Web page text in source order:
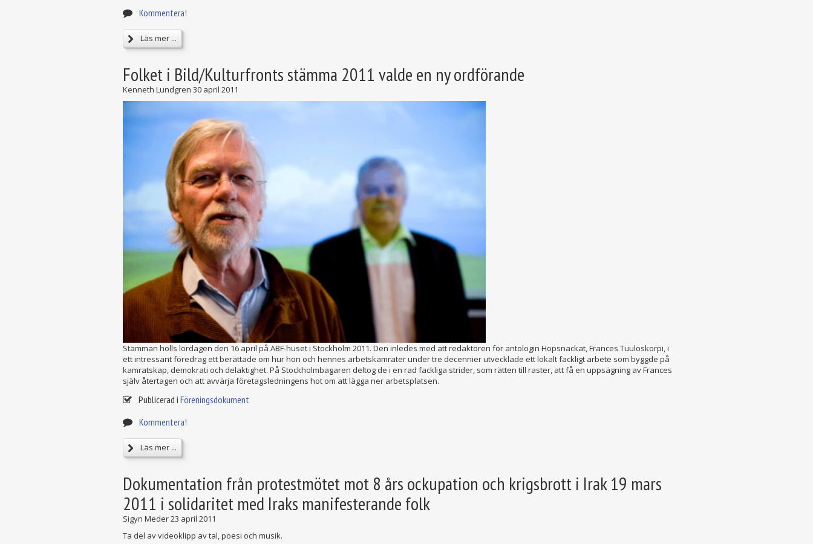
Kommentera!
Läs mer ...
Folket i Bild/Kulturfronts stämma 2011 valde en ny ordförande
Kenneth Lundgren 30 april 2011
Stämman hölls lördagen den 16 april på ABF-huset i Stockholm 2011. Den inledes med att redaktören för antologin Hopsnackat, Frances Tuuloskorpi, i
ett intressant föredrag ett berättade om hur hon och hennes arbetskamrater under tre decennier utvecklade ett lokalt fackligt arbete som byggde på
kamratskap, demokrati och delaktighet. På Stockholmbagaren deltog de i en rad fackliga strider, som rätten till raster, att få en uppsägning av Frances
själv återtagen och att avvärja företagsledningens hot om att lägga ner arbetsplatsen.
Publicerad i Föreningsdokument
Kommentera!
Läs mer ...
Dokumentation från protestmötet mot 8 års ockupation och krigsbrott i Irak 19 mars
2011 i solidaritet med Iraks manifesterande folk
Sigyn Meder23 april 2011
Ta del av videoklipp av tal, poesi och musik.